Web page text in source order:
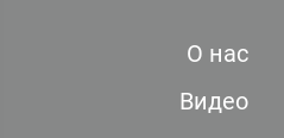
О нас
Видео